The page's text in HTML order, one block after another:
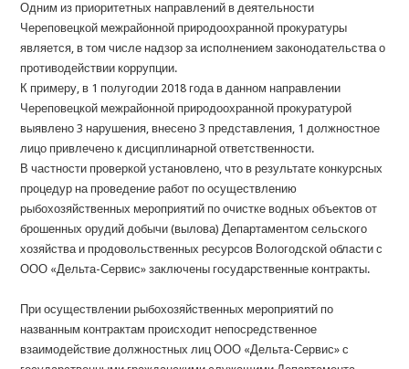
Одним из приоритетных направлений в деятельности
Череповецкой межрайонной природоохранной прокуратуры
является, в том числе надзор за исполнением законодательства о
противодействии коррупции.
К примеру, в 1 полугодии 2018 года в данном направлении
Череповецкой межрайонной природоохранной прокуратурой
выявлено 3 нарушения, внесено 3 представления, 1 должностное
лицо привлечено к дисциплинарной ответственности.
В частности проверкой установлено, что в результате конкурсных
процедур на проведение работ по осуществлению
рыбохозяйственных мероприятий по очистке водных объектов от
брошенных орудий добычи (вылова) Департаментом сельского
хозяйства и продовольственных ресурсов Вологодской области с
ООО «Дельта-Сервис» заключены государственные контракты.
При осуществлении рыбохозяйственных мероприятий по
названным контрактам происходит непосредственное
взаимодействие должностных лиц ООО «Дельта-Сервис» с